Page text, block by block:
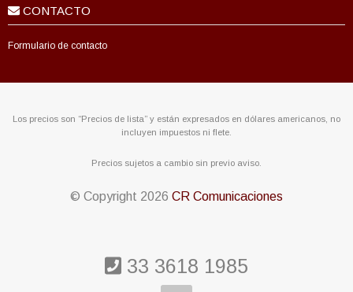
CONTACTO
Formulario de contacto
Los precios son “Precios de lista” y están expresados en dólares americanos, no
incluyen impuestos ni flete.
Precios sujetos a cambio sin previo aviso.
© Copyright 2026 CR Comunicaciones
33 3618 1985